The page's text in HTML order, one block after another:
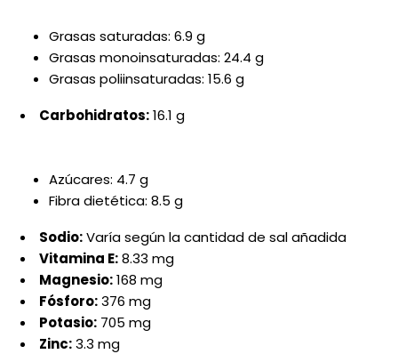
Grasas saturadas: 6.9 g
Grasas monoinsaturadas: 24.4 g
Grasas poliinsaturadas: 15.6 g
Carbohidratos:16.1 g
Azúcares: 4.7 g
Fibra dietética: 8.5 g
Sodio:Varía según la cantidad de sal añadida
Vitamina E:8.33 mg
Magnesio:168 mg
Fósforo:376 mg
Potasio:705 mg
Zinc:3.3 mg